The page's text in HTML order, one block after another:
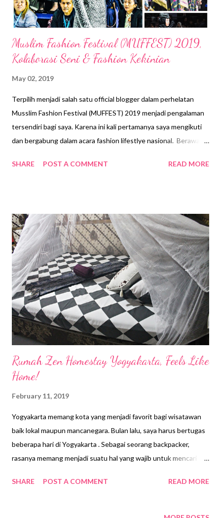
Muslim Fashion Festival (MUFFEST) 2019,
Kolaborasi Seni & Fashion Kekinian
May 02, 2019
Terpilih menjadi salah satu official blogger dalam perhelatan
Musslim Fashion Festival (MUFFEST) 2019 menjadi pengalaman
tersendiri bagi saya. Karena ini kali pertamanya saya mengikuti
dan bergabung dalam acara fashion lifestlye nasional. Berawal
yang dilakukan di sekitar bulan April. Tidak ada kriteria khusus
Fashion Festival 2019. Sebagai official blogger tentu saja
memiliki akses yang sama dengan panitia lainnya. Seperti bebas
untuk meliput fashion show yang berada di main stage selama
pameran berlangsung. Gelaran Muslim Fashion Festival
(MUFFEST) 2019 ini berlangsung dari tanggal 1-4 April 2019 di
Jakarta Convention Center (JCC), Senayan, Jakarta Pusat.
Diselenggarakan oleh Indonesia Fashion Chamber (IFC) be...
SHARE POST A COMMENT READ MORE
Rumah Zen Homestay Yogyakarta, Feels Like
Home!
February 11, 2019
Yogyakarta memang kota yang menjadi favorit bagi wisatawan
baik lokal maupun mancanegara. Bulan lalu, saya harus bertugas
beberapa hari di Yogyakarta . Sebagai seorang backpacker,
rasanya memang menjadi suatu hal yang wajib untuk mencari
berbagi pengalaman sewaktu menginap di salah satu homestay
Homestay Sebenarnya banyak pilihan penginapan dengan
SHARE POST A COMMENT READ MORE